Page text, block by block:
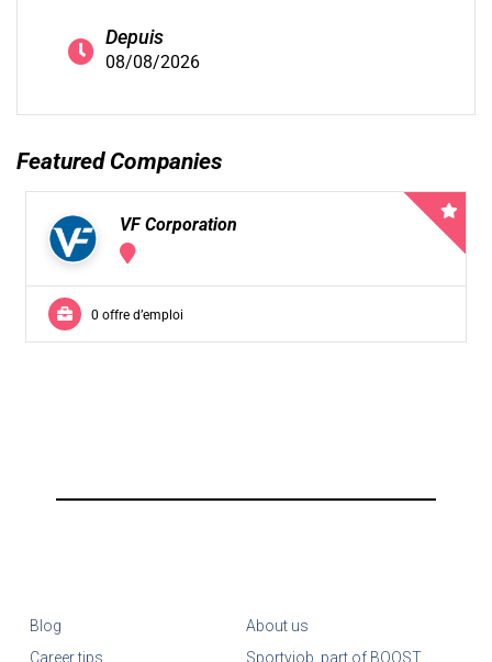
Depuis
08/08/2026
Featured Companies
VF Corporation
0 offre d’emploi
Blog
Career tips
About us
Sportyjob, part of BOOST